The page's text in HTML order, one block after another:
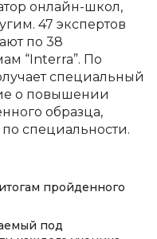
онлайн-школ,
47 экспертов
по 38
“Interra”. По
специальный
о повышении
образца,
специальности.
пройденного
под